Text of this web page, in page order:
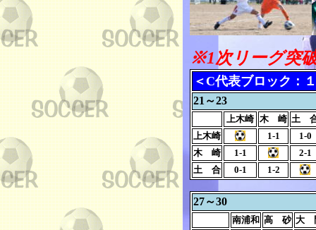
※1次リーグ突
＜C代表ブロック：
21～23
上木崎 木 崎 土
上木崎
1-1
1-0
木 崎
1-1
2-1
土 合
0-1 1-2
27～30
南浦和 高 砂 大